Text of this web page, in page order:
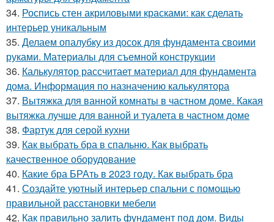
34. Роспись стен акриловыми красками: как сделать
интерьер уникальным
35. Делаем опалубку из досок для фундамента своими
руками. Материалы для съемной конструкции
36. Калькулятор рассчитает материал для фундамента
дома. Информация по назначению калькулятора
37. Вытяжка для ванной комнаты в частном доме. Какая
вытяжка лучше для ванной и туалета в частном доме
38. Фартук для серой кухни
39. Как выбрать бра в спальню. Как выбрать
качественное оборудование
40. Какие бра БРАть в 2023 году. Как выбрать бра
41. Создайте уютный интерьер спальни с помощью
правильной расстановки мебели
42. Как правильно залить фундамент под дом. Виды